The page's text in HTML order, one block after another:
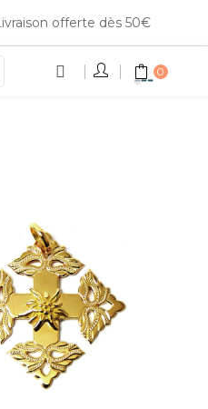
offerte dès 50€
0